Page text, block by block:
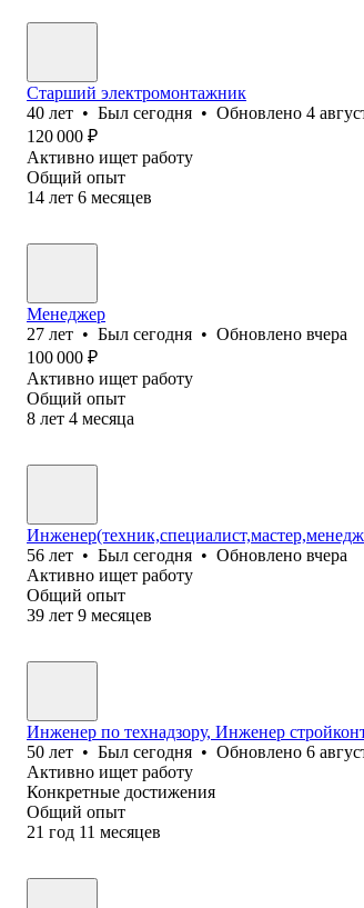
Старший электромонтажник
40 лет • Был сегодня • Обновлено 4
120 000 ₽
Активно ищет работу
Общий опыт
14 лет 6 месяцев
Менеджер
27 лет • Был сегодня • Обновлено вчера
100 000 ₽
Активно ищет работу
Общий опыт
8 лет 4 месяца
56 лет • Был сегодня • Обновлено вчера
Активно ищет работу
Общий опыт
39 лет 9 месяцев
Инженер по технадзору, Инженер
50 лет • Был сегодня • Обновлено 6
Активно ищет работу
Конкретные достижения
Общий опыт
21 год 11 месяцев